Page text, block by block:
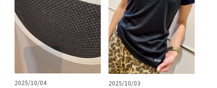
2025/10/04 2025/10/03